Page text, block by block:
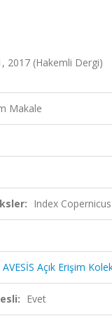
2017 (Hakemli Dergi)
Makale
Index Copernicus
AVESİS Açık Erişim
Evet